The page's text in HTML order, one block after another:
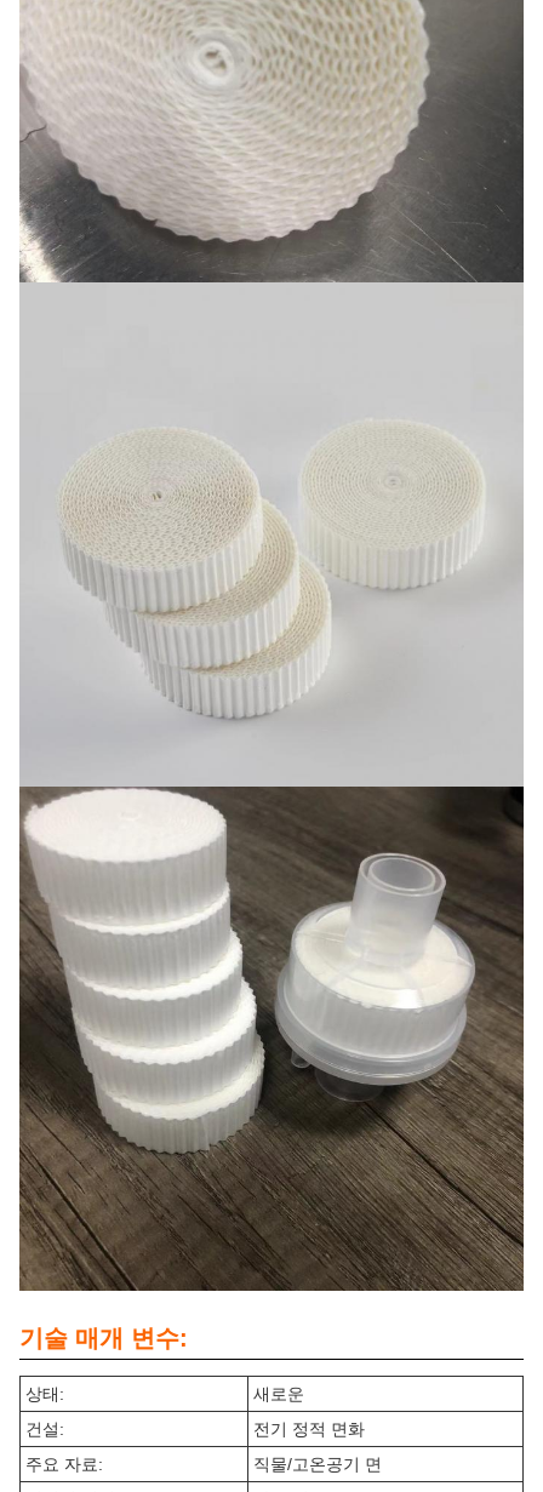
기술 매개 변수:
상태:
새로운
건설:
전기 정적 면화
주요 자료:
직물/고온공기 면